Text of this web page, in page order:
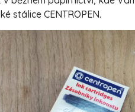
stálice CENTROPEN.